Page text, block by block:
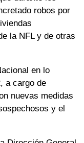
robos por
la NFL y de otras
en lo
a cargo de
nuevas medidas
y el